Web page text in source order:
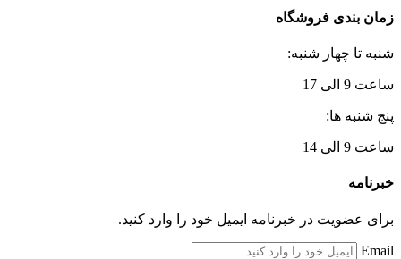
زمان بندی فروشگاه
شنبه تا چهار شنبه:
ساعت 9 الی 17
پنج شنبه ها:
ساعت 9 الی 14
خبرنامه
برای عضویت در خبرنامه ایمیل خود را وارد کنید.
Email